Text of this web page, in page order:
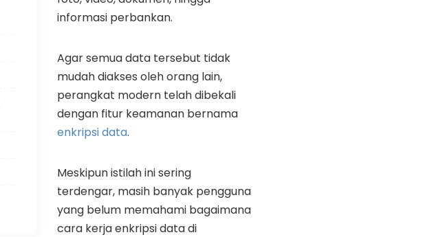
informasi perbankan.
Agar semua data tersebut tidak
mudah diakses oleh orang lain,
perangkat modern telah dibekali
dengan fitur keamanan bernama
enkripsi data.
Meskipun istilah ini sering
terdengar, masih banyak pengguna
yang belum memahami bagaimana
cara kerja enkripsi data di